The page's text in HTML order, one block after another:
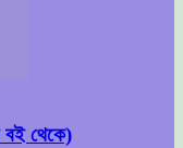
বই থেকে)